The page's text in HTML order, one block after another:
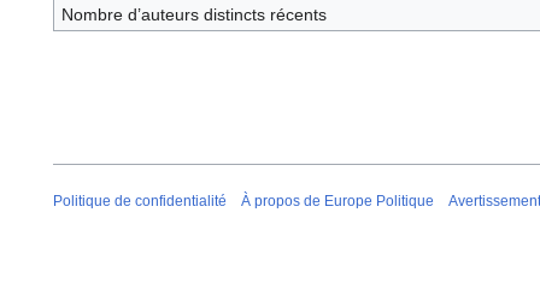
Nombre d’auteurs distincts récents
Politique de confidentialité À propos de Europe Politique